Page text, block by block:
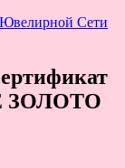
ЗОЛОТО